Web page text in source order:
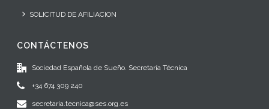
SOLICITUD DE AFILIACION
CONTÁCTENOS
Sociedad Española de Sueño. Secretaría Técnica
+34 674 309 240
secretaria.tecnica@ses.org.es